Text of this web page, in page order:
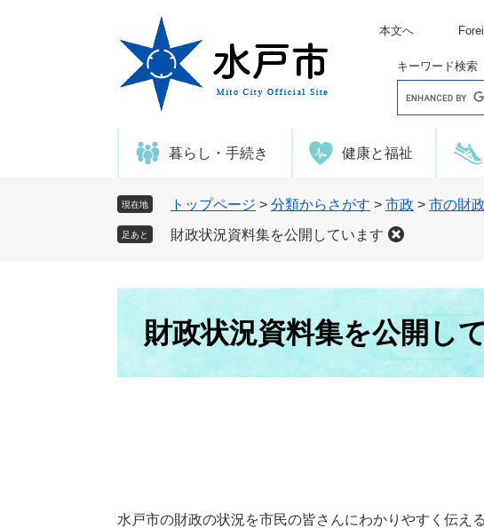
本文へ
キーワード検索
o
e
タ
ム
検
索
暮らし・手続き 健康と福祉
現在地 トップページ > 分類からさがす > 市政 > 市の財政
足あと 財政状況資料集を公開しています
財政状況資料集を公開し
水戸市の財政の状況を市民の皆さんにわかりやすく伝え